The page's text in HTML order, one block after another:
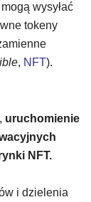
wysyłać
tokeny
, NFT).
uruchomienie
NFT.
i dzielenia